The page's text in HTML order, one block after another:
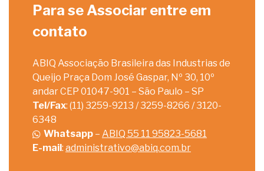
Para se Associar entre em
contato
ABIQ Associação Brasileira das Industrias de
Queijo Praça Dom José Gaspar, Nº 30, 10º
andar CEP 01047-901 – São Paulo – SP
Tel/Fax: (11) 3259-9213 / 3259-8266 / 3120-
6348
Whatsapp – ABIQ 55 11 95823-5681
E-mail: administrativo@abiq.com.br